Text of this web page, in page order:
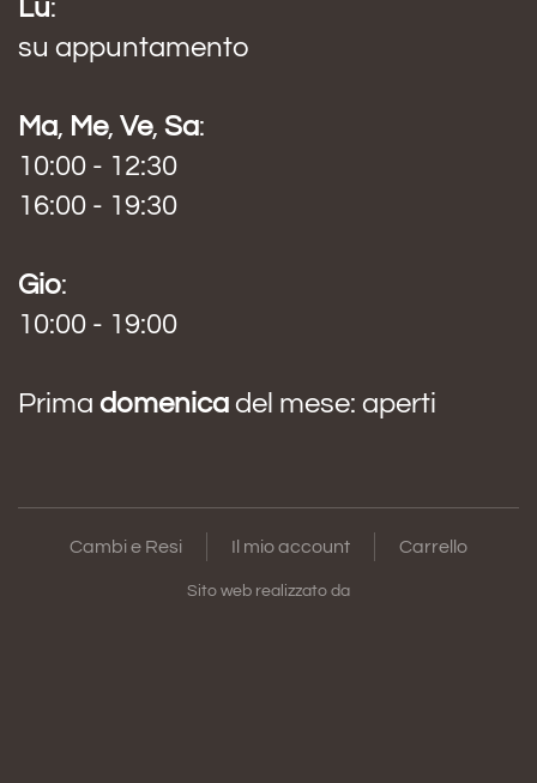
Lu:
su appuntamento
Ma, Me, Ve, Sa:
10:00 - 12:30
16:00 - 19:30
Gio:
10:00 - 19:00
Prima domenica del mese: aperti
Cambi e Resi Il mio account Carrello
Sito web realizzato da